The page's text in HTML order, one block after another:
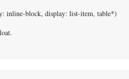
inline-block, display: list-item, table*)